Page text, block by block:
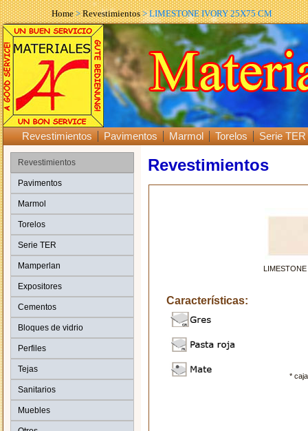
Home>Revestimientos> LIMESTONE IVORY 25X75 CM
Revestimientos Pavimentos Marmol Torelos Serie TER
Revestimientos
Pavimentos
Marmol
Torelos
Serie TER
Mamperlan
Expositores
Cementos
Bloques de vidrio
Perfiles
Tejas
Sanitarios
Muebles
Revestimientos
Características:
*